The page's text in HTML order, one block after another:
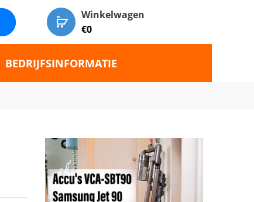
Winkelwagen
€0
BEDRIJFSINFORMATIE